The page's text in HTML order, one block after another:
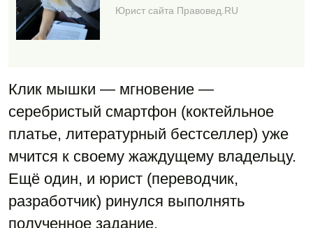
Юрист сайта Правовед.RU
Клик мышки — мгновение —
серебристый смартфон (коктейльное
платье, литературный бестселлер) уже
мчится к своему жаждущему владельцу.
Ещё один, и юрист (переводчик,
разработчик) ринулся выполнять
полученное задание.